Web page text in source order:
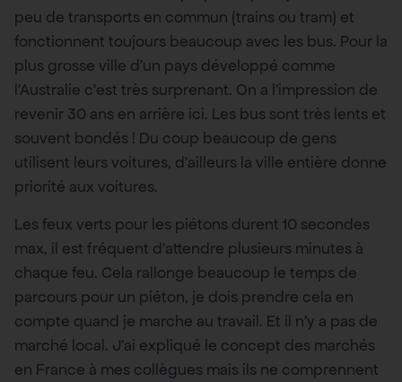
peu de transports en commun (trains ou tram) et
fonctionnent toujours beaucoup avec les bus. Pour la
plus grosse ville d’un pays développé comme
l’Australie c’est très surprenant. On a l’impression de
revenir 30 ans en arrière ici. Les bus sont très lents et
souvent bondés ! Du coup beaucoup de gens
utilisent leurs voitures, d’ailleurs la ville entière donne
priorité aux voitures.
Les feux verts pour les piétons durent 10 secondes
max, il est fréquent d’attendre plusieurs minutes à
chaque feu. Cela rallonge beaucoup le temps de
parcours pour un piéton, je dois prendre cela en
compte quand je marche au travail. Et il n’y a pas de
marché local. J’ai expliqué le concept des marchés
en France à mes collègues mais ils ne comprennent